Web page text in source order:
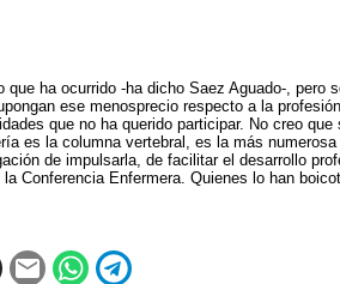
que ha ocurrido -ha dicho Saez Aguado-,
ese menosprecio respecto a la
que no ha querido participar. No creo
es la columna vertebral, es la más
de impulsarla, de facilitar el desarrollo
Conferencia Enfermera. Quienes lo han